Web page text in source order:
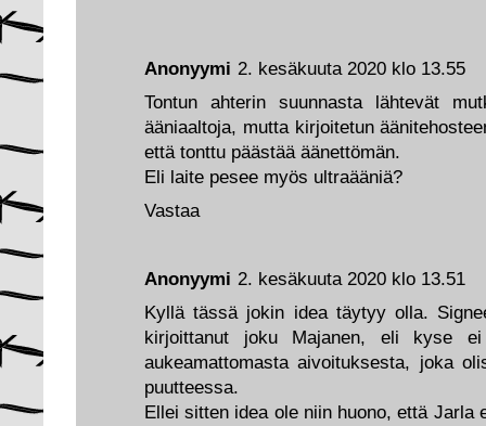
Anonyymi 2. kesäkuuta 2020 klo 13.51
Kyllä tässä jokin idea täytyy olla.
kirjoittanut joku Majanen, eli kyse
aukeamattomasta aivoituksesta, joka
puutteessa.
Ellei sitten idea ole niin huono, että Jarla
Anonyymi 2. kesäkuuta 2020 klo 13.55
Tontun ahterin suunnasta lähtevät
ääniaaltoja, mutta kirjoitetun
että tonttu päästää äänettömän.
Eli laite pesee myös ultraääniä?
Vastaa